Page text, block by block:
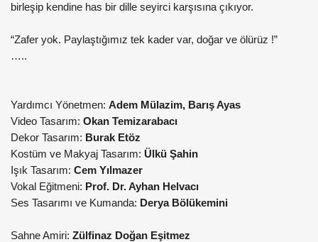
birleşip kendine has bir dille seyirci karşısına çıkıyor.
“Zafer yok. Paylaştığımız tek kader var, doğar ve ölürüz !”
…..
Yardımcı Yönetmen: Adem Mülazim, Barış Ayas
Video Tasarım: Okan Temizarabacı
Dekor Tasarım: Burak Etöz
Kostüm ve Makyaj Tasarım: Ülkü Şahin
Işık Tasarım: Cem Yılmazer
Vokal Eğitmeni: Prof. Dr. Ayhan Helvacı
Ses Tasarımı ve Kumanda: Derya Bölükemini
Sahne Amiri: Zülfinaz Doğan Eşitmez